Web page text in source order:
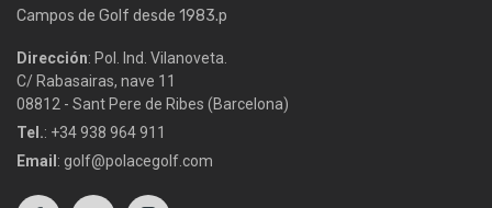
Campos de Golf desde 1983.p
Dirección: Pol. Ind. Vilanoveta.
C/ Rabasairas, nave 11
08812 - Sant Pere de Ribes (Barcelona)
Tel.: +34 938 964 911
Email : golf@polacegolf.com